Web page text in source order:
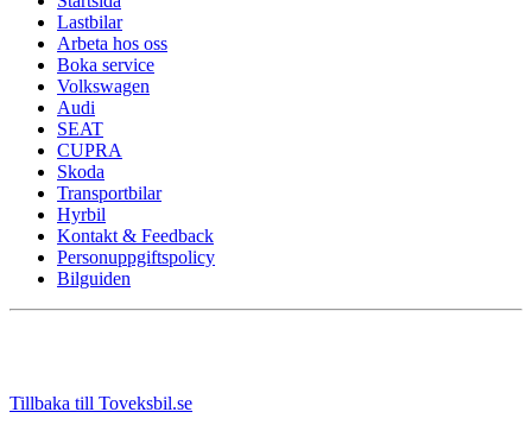
Lastbilar
Arbeta hos oss
Boka service
Volkswagen
Audi
SEAT
CUPRA
Skoda
Transportbilar
Hyrbil
Kontakt & Feedback
Personuppgiftspolicy
Bilguiden
Tillbaka till Toveksbil.se